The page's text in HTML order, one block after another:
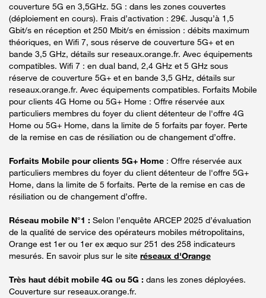
couverture 5G en 3,5GHz. 5G : dans les zones couvertes
(déploiement en cours). Frais d’activation : 29€. Jusqu’à 1,5
Gbit/s en réception et 250 Mbit/s en émission : débits maximum
théoriques, en Wifi 7, sous réserve de couverture 5G+ et en
bande 3,5 GHz, détails sur reseaux.orange.fr. Avec équipements
compatibles. Wifi 7 : en dual band, 2,4 GHz et 5 GHz sous
réserve de couverture 5G+ et en bande 3,5 GHz, détails sur
reseaux.orange.fr. Avec équipements compatibles. Forfaits Mobile
pour clients 4G Home ou 5G+ Home : Offre réservée aux
particuliers membres du foyer du client détenteur de l'offre 4G
Home ou 5G+ Home, dans la limite de 5 forfaits par foyer. Perte
de la remise en cas de résiliation ou de changement d’offre.
Forfaits Mobile pour clients 5G+ Home : Offre réservée aux
particuliers membres du foyer du client détenteur de l'offre 5G+
Home, dans la limite de 5 forfaits. Perte de la remise en cas de
résiliation ou de changement d’offre.
Réseau mobile N°1 : Selon l’enquête ARCEP 2025 d’évaluation
de la qualité de service des opérateurs mobiles métropolitains,
Orange est 1er ou 1er ex æquo sur 251 des 258 indicateurs
mesurés. En savoir plus sur le site réseaux d'Orange
Très haut débit mobile 4G ou 5G : dans les zones déployées.
Couverture sur reseaux.orange.fr.